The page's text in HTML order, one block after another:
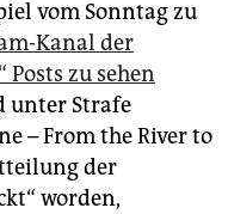
vom Sonntag zu
Kanal der
zu sehen
unter Strafe
– From the River to
der
worden,